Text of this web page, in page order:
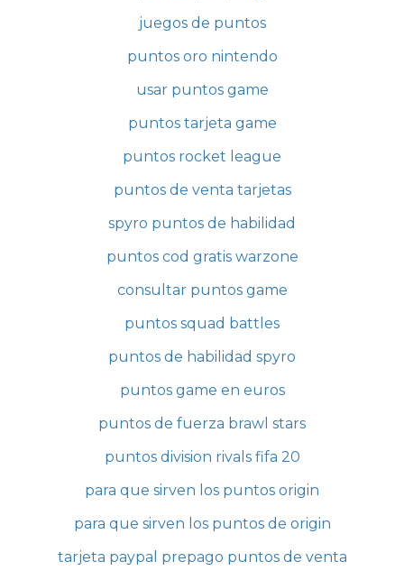
juegos de puntos
puntos oro nintendo
usar puntos game
puntos tarjeta game
puntos rocket league
puntos de venta tarjetas
spyro puntos de habilidad
puntos cod gratis warzone
consultar puntos game
puntos squad battles
puntos de habilidad spyro
puntos game en euros
puntos de fuerza brawl stars
puntos division rivals fifa 20
para que sirven los puntos origin
para que sirven los puntos de origin
tarjeta paypal prepago puntos de venta